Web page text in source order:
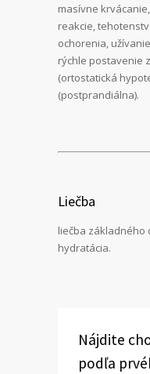
masívne
reakcie,
ochorenia,
rýchle postavenie
(ortostatická
(postprandiálna).
Liečba
liečba základného
hydratácia.
Nájdite
podľa